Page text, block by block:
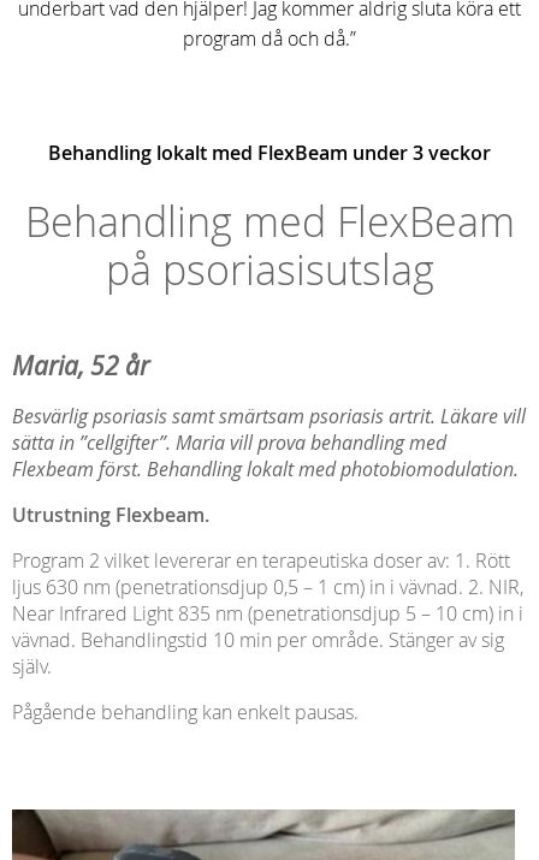
underbart vad den hjälper! Jag kommer aldrig sluta köra ett
program då och då.”
Behandling lokalt med FlexBeam under 3 veckor
Behandling med FlexBeam
på psoriasisutslag
Maria, 52 år
Besvärlig psoriasis samt smärtsam psoriasis artrit. Läkare vill
sätta in ”cellgifter”. Maria vill prova behandling med
Flexbeam först. Behandling lokalt med photobiomodulation.
Utrustning Flexbeam.
Program 2 vilket levererar en terapeutiska doser av: 1. Rött
ljus 630 nm (penetrationsdjup 0,5 – 1 cm) in i vävnad. 2. NIR,
Near Infrared Light 835 nm (penetrationsdjup 5 – 10 cm) in i
vävnad. Behandlingstid 10 min per område. Stänger av sig
själv.
Pågående behandling kan enkelt pausas.